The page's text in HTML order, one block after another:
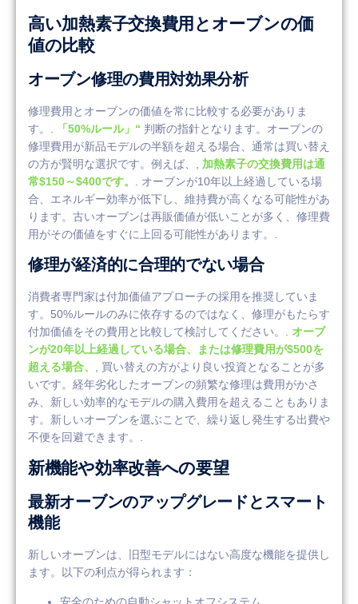
高い加熱素子交換費用とオーブンの価
値の比較
オーブン修理の費用対効果分析
修理費用とオーブンの価値を常に比較する必要がありま
す。.
「50%ルール」“ 判断の指針となります。オーブンの
修理費用が新品モデルの半額を超える場合、通常は買い替え
の方が賢明な選択です。例えば、, 加熱素子の交換費用は通
常$150～$400です。
. オーブンが10年以上経過している場
合、エネルギー効率が低下し、維持費が高くなる可能性があ
ります。古いオーブンは再販価値が低いことが多く、修理費
用がその価値をすぐに上回る可能性があります。.
修理が経済的に合理的でない場合
消費者専門家は付加価値アプローチの採用を推奨していま
す。50%ルールのみに依存するのではなく、修理がもたらす
付加価値をその費用と比較して検討してください。. オーブ
ンが20年以上経過している場合、または修理費用が$500を
超える場合、
, 買い替えの方がより良い投資となることが多
いです。経年劣化したオーブンの頻繁な修理は費用がかさ
み、新しい効率的なモデルの購入費用を超えることもありま
す。新しいオーブンを選ぶことで、繰り返し発生する出費や
不便を回避できます。.
新機能や効率改善への要望
最新オーブンのアップグレードとスマート
機能
新しいオーブンは、旧型モデルにはない高度な機能を提供し
ます。以下の利点が得られます：
安全のための自動シャットオフシステム